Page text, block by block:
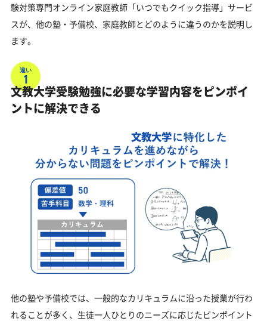
験対策専門オンライン家庭教師「いつでもクイック指導」サービ
スが、他の塾・予備校、家庭教師とどのように違うのかを説明し
ます。
違い
1
文教大学受験勉強に必要な学習内容をピンポイ
ントに解決できる
文教大学
他の塾や予備校では、一般的なカリキュラムに沿った授業が行わ
れることが多く、生徒一人ひとりのニーズに応じたピンポイント